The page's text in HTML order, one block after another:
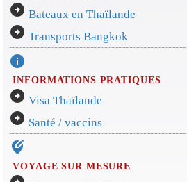
arrow_circle_right Bateaux en Thaïlande
arrow_circle_right Transports Bangkok
info
INFORMATIONS PRATIQUES
arrow_circle_right Visa Thaïlande
arrow_circle_right Santé / vaccins
edit_location_alt
VOYAGE SUR MESURE